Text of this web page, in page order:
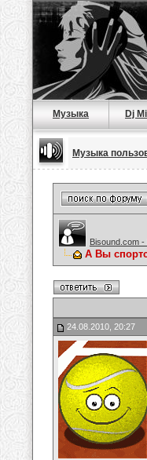
Музыка Dj
Музыка
Bisound.com
А Вы
24.08.2010, 20:27